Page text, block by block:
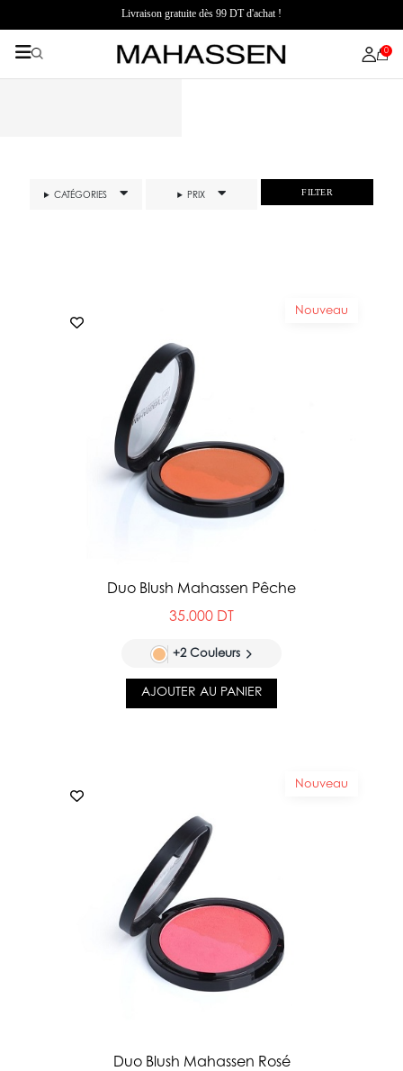
Livraison gratuite dès 99 DT d'achat !
0
CATÉGORIES PRIX FILTER
Nouveau
Duo Blush Mahassen Pêche
35.000 DT
+2 Couleurs
AJOUTER AU PANIER
Nouveau
Duo Blush Mahassen Rosé